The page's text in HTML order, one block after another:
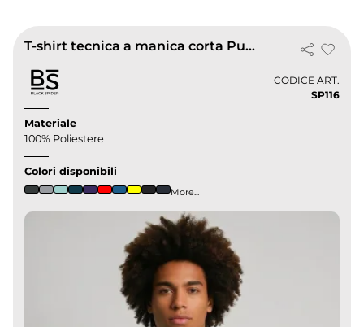
T-shirt tecnica a manica corta Pulse
CODICE ART.
SP116
Materiale
100% Poliestere
Colori disponibili
More...